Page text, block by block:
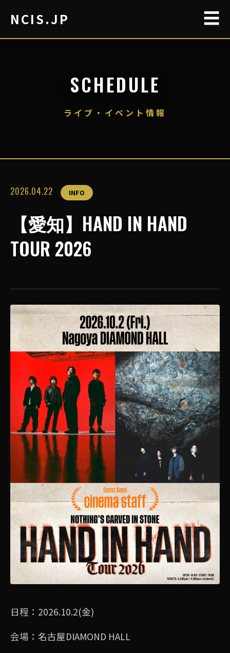
NCIS.JP ☰
SCHEDULE
ライブ・イベント情報
2026.04.22 INFO
【愛知】HAND IN HAND
TOUR 2026
日程：2026.10.2(金)
会場：名古屋DIAMOND HALL